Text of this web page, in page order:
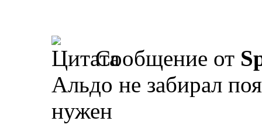
Сообщение от
Альдо не забирал
нужен